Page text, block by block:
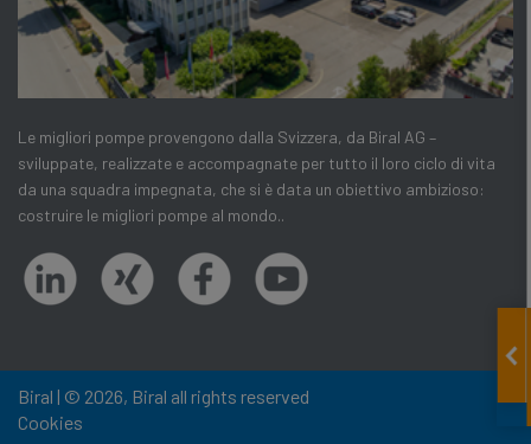
Le migliori pompe provengono dalla Svizzera, da Biral AG –
sviluppate, realizzate e accompagnate per tutto il loro ciclo di vita
da una squadra impegnata, che si è data un obiettivo ambizioso:
costruire le migliori pompe al mondo..
Biral | © 2026, Biral all rights reserved
Cookies